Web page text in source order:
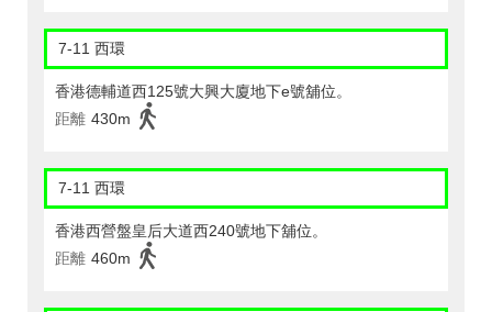
7-11 西環
香港德輔道西125號大興大廈地下e號舖位。
距離 430m
7-11 西環
香港西營盤皇后大道西240號地下舖位。
距離 460m